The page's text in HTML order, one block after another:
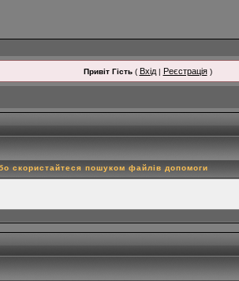
Привіт Гість( Вхід| Реєстрація)
скористайтеся пошуком файлів допомоги